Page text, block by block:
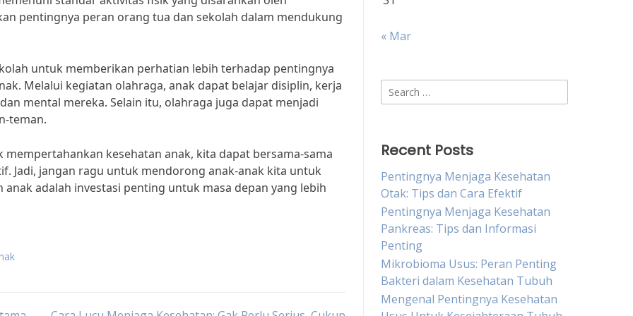
pentingnya peran orang tua dan sekolah dalam mendukung
untuk memberikan perhatian lebih terhadap pentingnya
Melalui kegiatan olahraga, anak dapat belajar disiplin, kerja
mental mereka. Selain itu, olahraga juga dapat menjadi
teman.
kesehatan anak, kita dapat bersama-sama
Jadi, jangan ragu untuk mendorong anak-anak kita untuk
adalah investasi penting untuk masa depan yang lebih
« Mar
Search
for:
Recent Posts
Pentingnya Menjaga Kesehatan
Otak: Tips dan Cara Efektif
Pentingnya Menjaga Kesehatan
Pankreas: Tips dan Informasi
Penting
Mikrobioma Usus: Peran Penting
Bakteri dalam Kesehatan Tubuh
Mengenal Pentingnya Kesehatan